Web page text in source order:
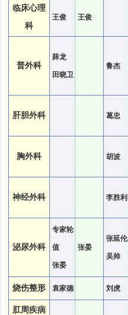
临床心理
科
王俊 王俊
普外科
薛龙
田晓卫
鲁杰
肝胆外科 葛忠
胸外科 胡波
神经外科 李胜利
泌尿外科
专家轮
值
张晏
张晏
张延伦
吴帅
烧伤整形 袁家德 刘虎
肛周疾病